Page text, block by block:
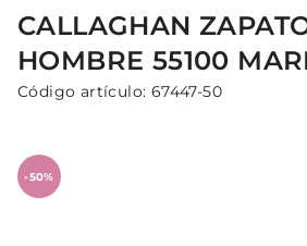
CALLAGHAN
HOMBRE 55100
Código artículo: 67447-50
-50%